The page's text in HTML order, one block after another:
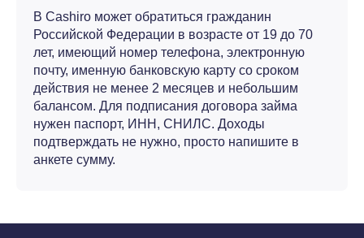
В Cashiro может обратиться гражданин
Российской Федерации в возрасте от 19 до 70
лет, имеющий номер телефона, электронную
почту, именную банковскую карту со сроком
действия не менее 2 месяцев и небольшим
балансом. Для подписания договора займа
нужен паспорт, ИНН, СНИЛС. Доходы
подтверждать не нужно, просто напишите в
анкете сумму.